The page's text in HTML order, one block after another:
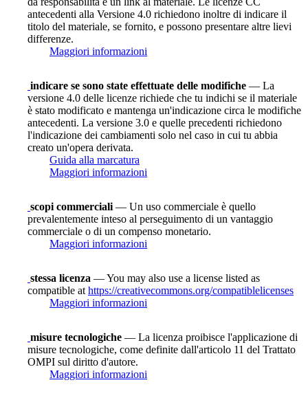
antecedenti alla Versione 4.0 richiedono inoltre di indicare il
titolo del materiale, se fornito, e possono presentare altre lievi
differenze.
Maggiori informazioni
indicare se sono state effettuate delle modifiche — La
versione 4.0 delle licenze richiede che tu indichi se il materiale
è stato modificato e mantenga un'indicazione circa le modifiche
antecedenti. La versione 3.0 e quelle precedenti richiedono
l'indicazione dei cambiamenti solo nel caso in cui tu abbia
creato un'opera derivata.
Guida alla marcatura
Maggiori informazioni
scopi commerciali — Un uso commerciale è quello
prevalentemente inteso al perseguimento di un vantaggio
commerciale o di un compenso monetario.
Maggiori informazioni
stessa licenza — You may also use a license listed as
compatible at https://creativecommons.org/compatiblelicenses
Maggiori informazioni
misure tecnologiche — La licenza proibisce l'applicazione di
misure tecnologiche, come definite dall'articolo 11 del Trattato
OMPI sul diritto d'autore.
Maggiori informazioni